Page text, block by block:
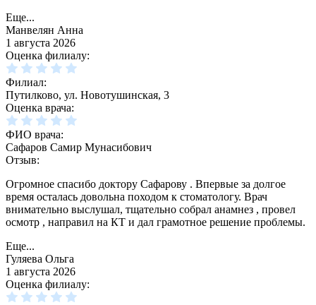
Еще...
Манвелян Анна
1 августа 2026
Оценка филиалу:
Филиал:
Путилково, ул. Новотушинская, 3
Оценка врача:
ФИО врача:
Сафаров Самир Мунасибович
Отзыв:
Огромное спасибо доктору Сафарову . Впервые за долгое
время осталась довольна походом к стоматологу. Врач
внимательно выслушал, тщательно собрал анамнез , провел
осмотр , направил на КТ и дал грамотное решение проблемы.
Еще...
Гуляева Ольга
1 августа 2026
Оценка филиалу: